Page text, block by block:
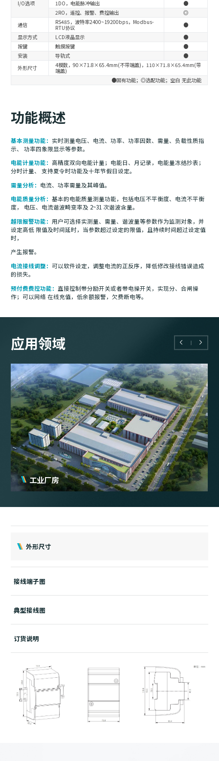
I/O选项 1DO，电能脉冲输出
●
2RO，遥控、报警、费控输出
◎
通信
RS485，波特率2400~19200bps，Modbus-
RTU协议
●
显示方式
LCD液晶显示
●
按键
触摸按键
●
安装
导轨式
●
外形尺寸
4模数，90×71.8×65.4mm(不带端盖)，110×71.8×65.4mm(带
端盖)
●固有功能；◎选配功能；空白 无此功能
功能概述
基本测量功能： 实时测量电压、电流、功率、功率因数、需量、负载性质指
示、 功率四象限显示等参数。
电能计量功能： 高精度双向电能计量；电能日、月记录，电能量冻结抄表；
分时计量、 支持夏令时功能及十年节假日设定。
需量分析： 电流、功率需量及其峰值。
电能质量分析：基本的电能质量测量功能，包括电压不平衡度、电流不平衡
度， 电压、电流谐波畸变率及 2~31 次谐波含量。
越限报警功能： 用户可选择实测量、需量、谐波量等参数作为监测对象，并
设定高低 限值及时间延时，当参数超过设定的限值，且持续时间超过设定值
时，
产生报警。
电流接线调整： 可以软件设定，调整电流的正反序，降低修改接线错误造成
的损失。
预付费费控功能： 直接控制带分励开关或者带电操开关，实现分、合闸操
作；可以网络 在线充值，低余额报警，欠费断电等。
应用领域
工业厂房
外形尺寸
接线端子图
典型接线图
订货说明